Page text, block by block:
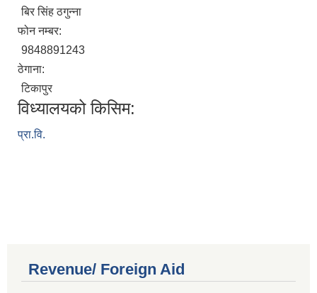
बिर सिंह ठगुन्‍ना
फोन नम्बर:
9848891243
ठेगाना:
टिकापुर
विध्यालयको किसिम:
प्रा.वि.
Revenue/ Foreign Aid